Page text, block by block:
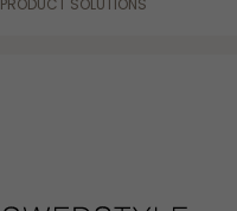
PRODUCT SOLUTIONS